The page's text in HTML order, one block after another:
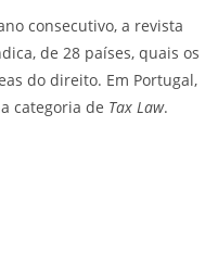
consecutivo, a revista
de 28 países, quais os
do direito. Em Portugal,
categoria de Tax Law.